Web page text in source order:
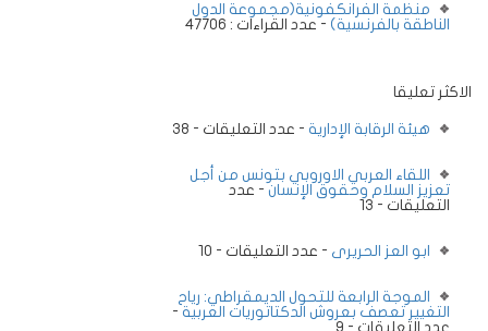
منظمة الفرانكفونية(مجموعة الدول
الناطقة بالفرنسية) - عدد القراءات : 47706
الاكثر تعليقا
هيئة الرقابة الإدارية - عدد التعليقات - 38
اللقاء العربي الاوروبي بتونس من أجل
تعزيز السلام وحقوق الإنسان - عدد
التعليقات - 13
ابو العز الحريرى - عدد التعليقات - 10
الموجة الرابعة للتحول الديمقراطي: رياح
التغيير تعصف بعروش الدكتاتوريات العربية -
عدد التعليقات - 9